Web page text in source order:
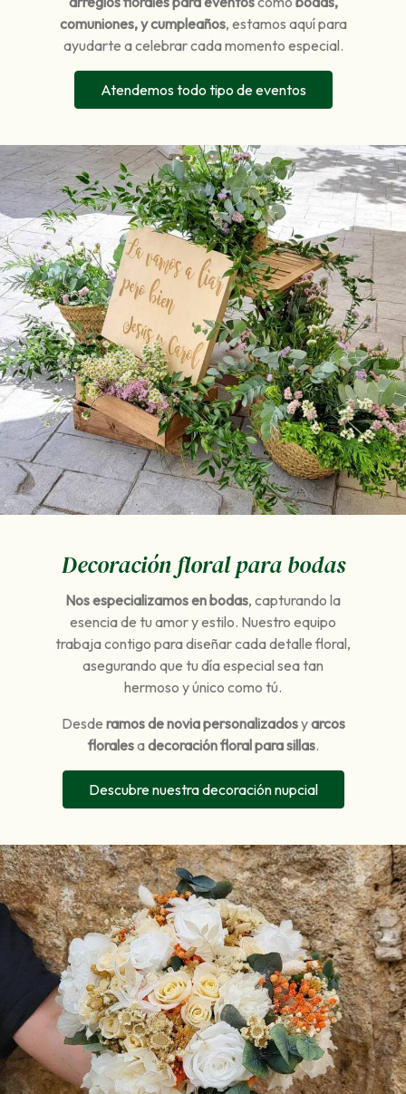
comuniones, y cumpleaños, estamos aquí para
ayudarte a celebrar cada momento especial.
Atendemos todo tipo de eventos
Decoración floral para bodas
Nos especializamos en bodas, capturando la
esencia de tu amor y estilo. Nuestro equipo
trabaja contigo para diseñar cada detalle floral,
asegurando que tu día especial sea tan
hermoso y único como tú.
Desde ramos de novia personalizadosyarcos
floralesadecoración floral para sillas.
Descubre nuestra decoración nupcial